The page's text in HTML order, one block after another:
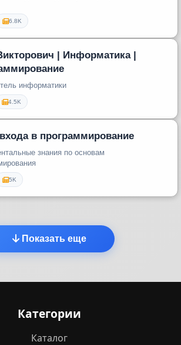
6.8K
| Информатика |
информатики
4.5K
в программирование
знания по основам
5K
Показать еще
Категории
Каталог